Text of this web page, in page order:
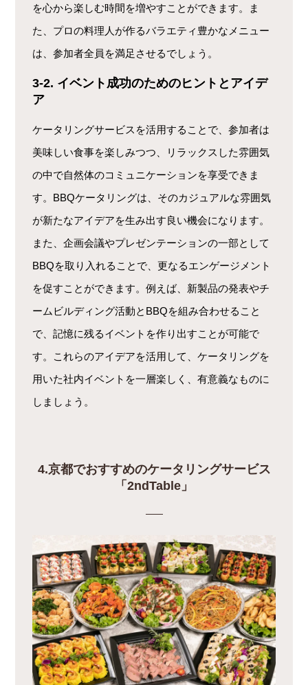
を心から楽しむ時間を増やすことができます。ま
た、プロの料理人が作るバラエティ豊かなメニュー
は、参加者全員を満足させるでしょう。
3-2. イベント成功のためのヒントとアイデ
ア
ケータリングサービスを活用することで、参加者は
美味しい食事を楽しみつつ、リラックスした雰囲気
の中で自然体のコミュニケーションを享受できま
す。BBQケータリングは、そのカジュアルな雰囲気
が新たなアイデアを生み出す良い機会になります。
また、企画会議やプレゼンテーションの一部として
BBQを取り入れることで、更なるエンゲージメント
を促すことができます。例えば、新製品の発表やチ
ームビルディング活動とBBQを組み合わせること
で、記憶に残るイベントを作り出すことが可能で
す。これらのアイデアを活用して、ケータリングを
用いた社内イベントを一層楽しく、有意義なものに
しましょう。
4.京都でおすすめのケータリングサービス
「2ndTable」